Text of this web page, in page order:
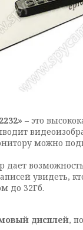
– это
можно
дает
увидеть,
до 32Гб.
дисплей,